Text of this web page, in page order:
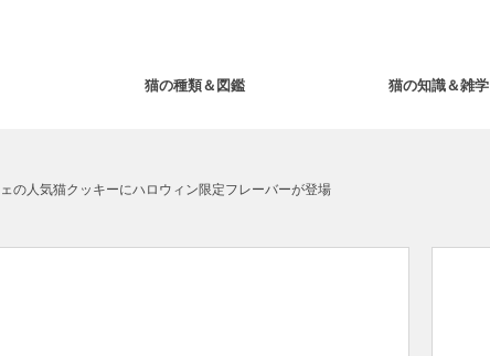
猫の種類＆図鑑 猫の知識＆雑学
の人気猫クッキーにハロウィン限定フレーバーが登場